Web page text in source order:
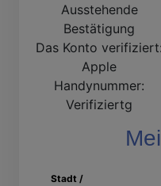
Ausstehende
Bestätigung
Das Konto verifiziert:
Apple
Handynummer:
Verifiziertg
Stadt /